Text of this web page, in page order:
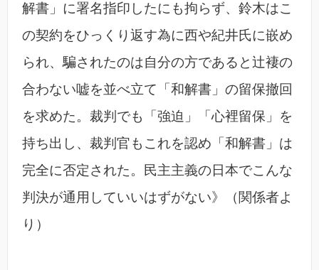
解書」に署名指印したにも拘らず、鈴木はこ
の契約をひっくり返す為に西や紀井氏に嵌め
られ、騙されたのは自分の方であると辻褄の
合わない嘘を並べ立て「和解書」の留保撤回
を求めた。裁判でも「強迫」「心裡留保」を
持ち出し、裁判官もこれを認め「和解書」は
完全に否定された。民主主義の日本でこんな
判決が通用していいはずがない》（関係者よ
り）